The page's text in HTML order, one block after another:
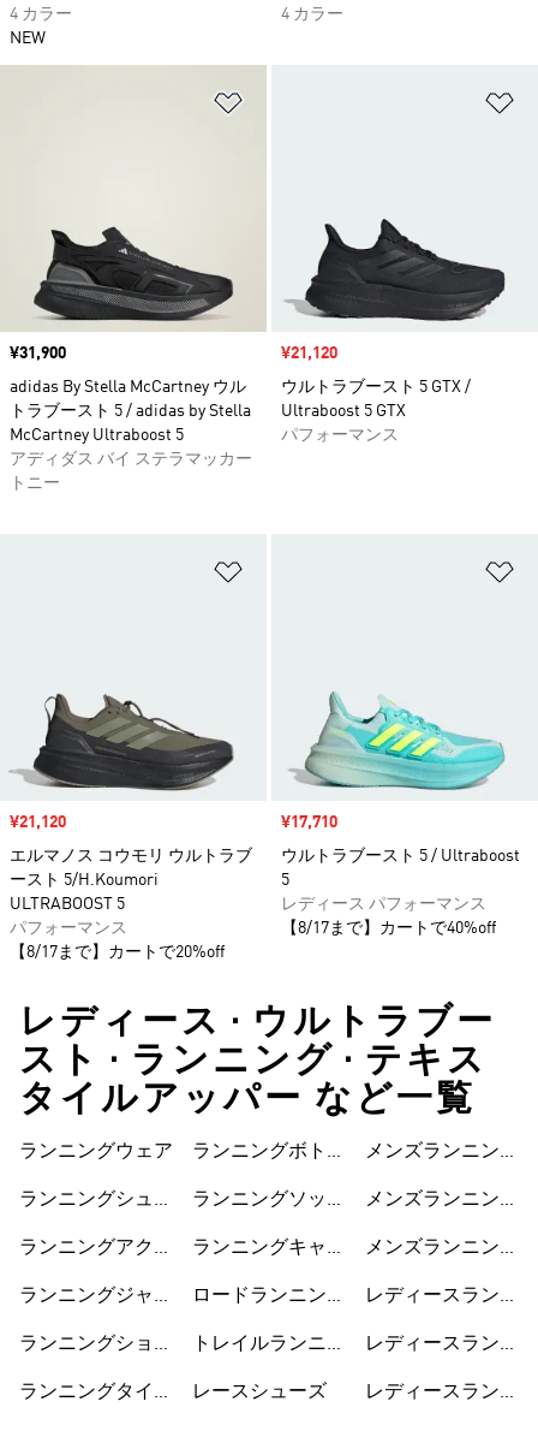
4 カラー
NEW
4 カラー
価格
¥31,900
adidas By Stella McCartney ウル
トラブースト 5 / adidas by Stella
McCartney Ultraboost 5
アディダス バイ ステラマッカー
トニー
セール価格
¥21,120
ウルトラブースト 5 GTX /
Ultraboost 5 GTX
パフォーマンス
セール価格
¥21,120
エルマノス コウモリ ウルトラブ
ースト 5/H.Koumori
ULTRABOOST 5
パフォーマンス
【8/17まで】カートで20%off
セール価格
¥17,710
ウルトラブースト 5 / Ultraboost
5
レディース パフォーマンス
【8/17まで】カートで40%off
レディース • ウルトラブー
スト • ランニング • テキス
タイルアッパー など一覧
ランニングウェア
ランニングシュー
ランニングアクセ
ランニングジャケ
ランニングショー
ランニングタイ
ランニングボトム
ランニングソック
ランニングキャッ
ロードランニング
トレイルランニン
レースシューズ
メンズランニング
メンズランニング
メンズランニング
レディースランニ
レディースランニ
ツ
レディースランニ